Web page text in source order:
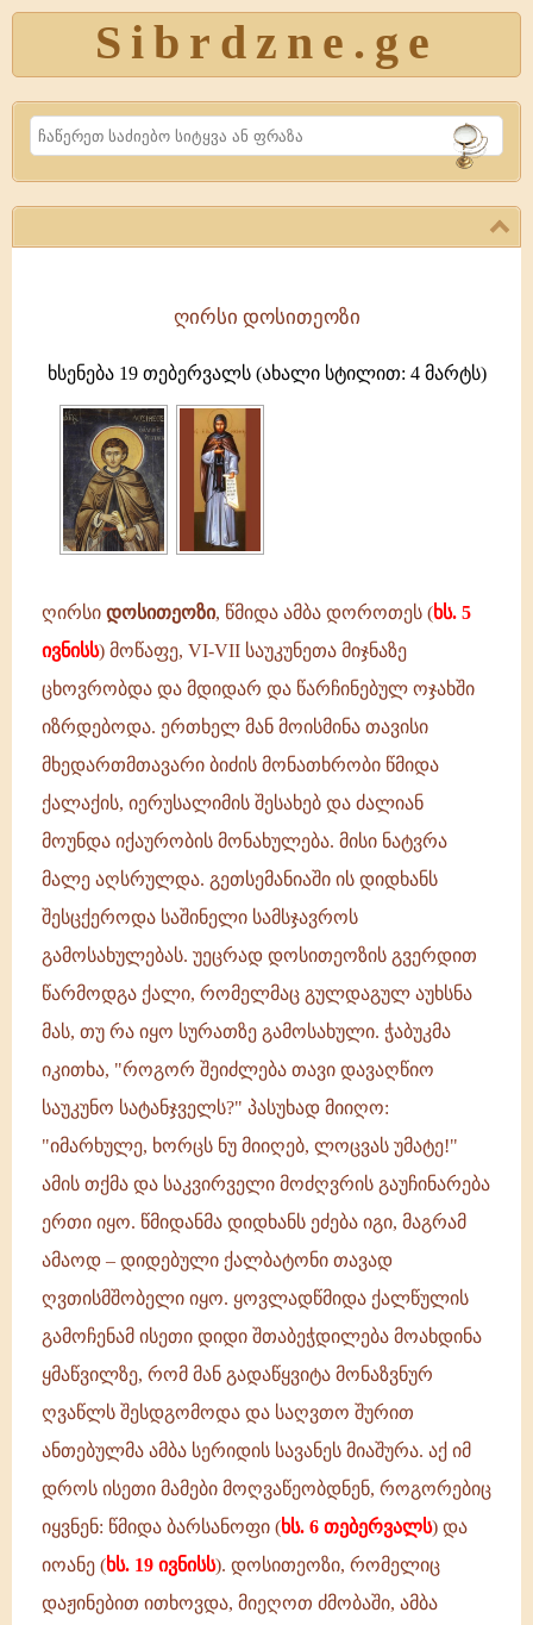
Sibrdzne.ge
Search
წმიდა
ამბა
დოროთეს
ივნისს)
VII
საუკუნეთა
მიჯნაზე
ცხოვრობდა
ღირსი დოსითეოზი
ხსენება 19 თებერვალს (ახალი სტილით: 4 მარტს)
ღირსი დოსითეოზი, წმიდა ამბა დოროთეს (ხს. 5
ივნისს) მოწაფე, VI-VII საუკუნეთა მიჯნაზე
ცხოვრობდა და მდიდარ და წარჩინებულ ოჯახში
იზრდებოდა. ერთხელ მან მოისმინა თავისი
მხედართმთავარი ბიძის მონათხრობი წმიდა
ქალაქის, იერუსალიმის შესახებ და ძალიან
მოუნდა იქაურობის მონახულება. მისი ნატვრა
მალე აღსრულდა. გეთსემანიაში ის დიდხანს
შესცქეროდა საშინელი სამსჯავროს
გამოსახულებას. უეცრად დოსითეოზის გვერდით
წარმოდგა ქალი, რომელმაც გულდაგულ აუხსნა
მას, თუ რა იყო სურათზე გამოსახული. ჭაბუკმა
იკითხა, "როგორ შეიძლება თავი დავაღწიო
საუკუნო სატანჯველს?" პასუხად მიიღო:
"იმარხულე, ხორცს ნუ მიიღებ, ლოცვას უმატე!"
ამის თქმა და საკვირველი მოძღვრის გაუჩინარება
ერთი იყო. წმიდანმა დიდხანს ეძება იგი, მაგრამ
ამაოდ – დიდებული ქალბატონი თავად
ღვთისმშობელი იყო. ყოვლადწმიდა ქალწულის
გამოჩენამ ისეთი დიდი შთაბეჭდილება მოახდინა
ყმაწვილზე, რომ მან გადაწყვიტა მონაზვნურ
ღვაწლს შესდგომოდა და საღვთო შურით
ანთებულმა ამბა სერიდის სავანეს მიაშურა. აქ იმ
დროს ისეთი მამები მოღვაწეობდნენ, როგორებიც
იყვნენ: წმიდა ბარსანოფი (ხს. 6 თებერვალს) და
იოანე (ხს. 19 ივნისს). დოსითეოზი, რომელიც
დაჟინებით ითხოვდა, მიეღოთ ძმობაში, ამბა